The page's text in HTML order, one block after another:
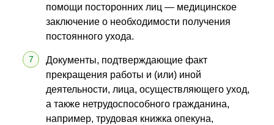
помощи посторонних лиц — медицинское
заключение о необходимости получения
постоянного ухода.
Документы, подтверждающие факт
прекращения работы и (или) иной
деятельности, лица, осуществляющего уход,
а также нетрудоспособного гражданина,
например, трудовая книжка опекуна,